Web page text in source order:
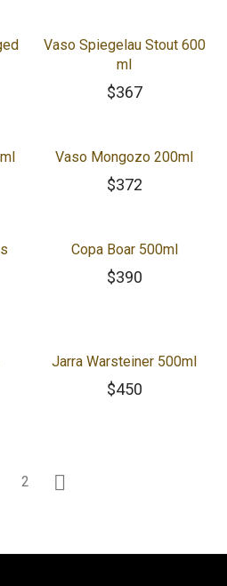
Vaso Spiegelau Stout 600
ml
$367
Vaso Mongozo 200ml
$372
Copa Boar 500ml
$390
Jarra Warsteiner 500ml
$450
2